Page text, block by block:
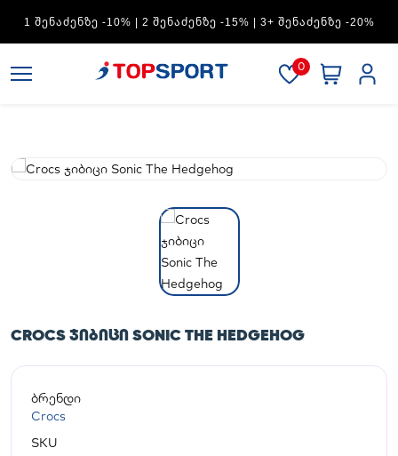
ᲨᲔᲜᲐᲫᲔᲜᲖᲔ -30%
0
CROCS ᲯᲘᲑᲘᲪᲘ SONIC THE HEDGEHOG
ბრენდი
Crocs
SKU